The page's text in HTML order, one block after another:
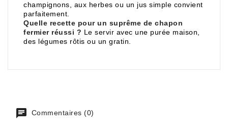
champignons, aux herbes ou un jus simple convient
parfaitement.
Quelle recette pour un suprême de chapon
fermier réussi ? Le servir avec une purée maison,
des légumes rôtis ou un gratin.
Commentaires (0)